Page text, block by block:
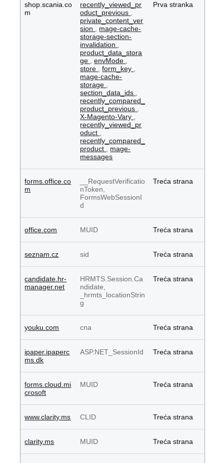
shop.scania.co
m
recently_viewed_pr
oduct_previous
private_content_ver
sion
mage-cache-
storage-section-
invalidation
product_data_stora
ge
,envMode
store
,form_key
mage-cache-
storage
section_data_ids
recently_compared_
product_previous
X-Magento-Vary
recently_viewed_pr
oduct
recently_compared_
product
mage-
messages
Prva stranka
forms.office.co
m
__RequestVerificatio
nToken,
FormsWebSessionI
d
Treća strana
office.com MUID Treća strana
seznam.cz sid Treća strana
candidate.hr-
manager.net
HRMTS.Session.Ca
ndidate,
_hrmts_locationStrin
g
Treća strana
youku.com cna Treća strana
ipaper.ipaperc
ms.dk
ASP.NET_SessionId Treća strana
forms.cloud.mi
crosoft
MUID Treća strana
www.clarity.ms CLID Treća strana
clarity.ms MUID Treća strana